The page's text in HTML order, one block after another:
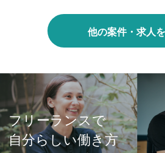
他の案件・求人
フリーランスで
自分らしい働き方